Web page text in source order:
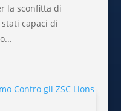
la sconfitta di
capaci di